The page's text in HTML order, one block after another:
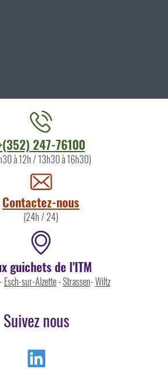
247-76100
à 12h / 13h30 à 16h30)
Contactez-nous
(24h / 24)
guichets de l'ITM
- Esch-sur-Alzette-Strassen-Wiltz
Suivez nous